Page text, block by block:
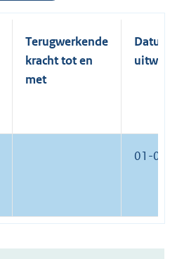
Terugwerkende
kracht tot en
met
Datum
01-01-